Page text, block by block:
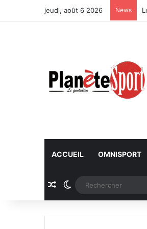
jeudi, août 6 2026 News
ACCUEIL OMNISPORT
Article Aléatoire
Switch skin